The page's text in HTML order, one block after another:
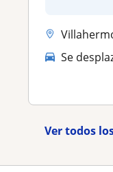
Se
Ver todos